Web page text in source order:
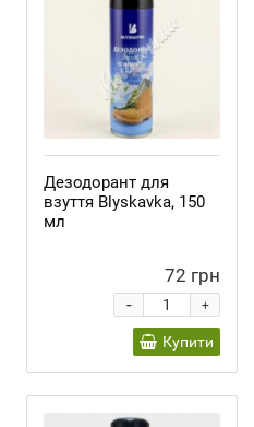
Дезодорант для
взуття Blyskavka, 150
мл
72 грн
+
-
Купити